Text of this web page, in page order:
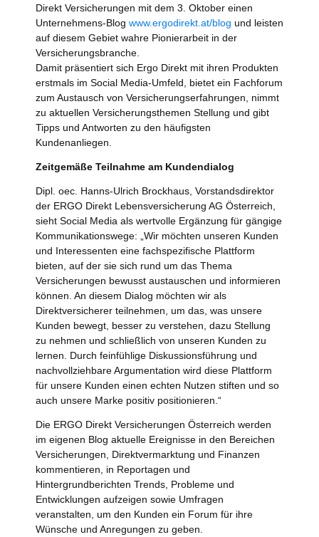
Direkt Versicherungen mit dem 3. Oktober einen
Unternehmens-Blog www.ergodirekt.at/blog und leisten
auf diesem Gebiet wahre Pionierarbeit in der
Versicherungsbranche.
Damit präsentiert sich Ergo Direkt mit ihren Produkten
erstmals im Social Media-Umfeld, bietet ein Fachforum
zum Austausch von Versicherungserfahrungen, nimmt
zu aktuellen Versicherungsthemen Stellung und gibt
Tipps und Antworten zu den häufigsten
Kundenanliegen.
Zeitgemäße Teilnahme am Kundendialog
Dipl. oec. Hanns-Ulrich Brockhaus, Vorstandsdirektor
der ERGO Direkt Lebensversicherung AG Österreich,
sieht Social Media als wertvolle Ergänzung für gängige
Kommunikationswege: „Wir möchten unseren Kunden
und Interessenten eine fachspezifische Plattform
bieten, auf der sie sich rund um das Thema
Versicherungen bewusst austauschen und informieren
können. An diesem Dialog möchten wir als
Direktversicherer teilnehmen, um das, was unsere
Kunden bewegt, besser zu verstehen, dazu Stellung
zu nehmen und schließlich von unseren Kunden zu
lernen. Durch feinfühlige Diskussionsführung und
nachvollziehbare Argumentation wird diese Plattform
für unsere Kunden einen echten Nutzen stiften und so
auch unsere Marke positiv positionieren.“
Die ERGO Direkt Versicherungen Österreich werden
im eigenen Blog aktuelle Ereignisse in den Bereichen
Versicherungen, Direktvermarktung und Finanzen
kommentieren, in Reportagen und
Hintergrundberichten Trends, Probleme und
Entwicklungen aufzeigen sowie Umfragen
veranstalten, um den Kunden ein Forum für ihre
Wünsche und Anregungen zu geben.